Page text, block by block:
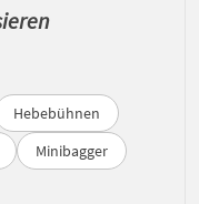
Hebebühnen
Minibagger